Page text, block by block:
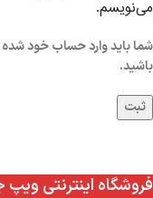
می‌نویسم.
شما باید وارد حساب خود شده
باشید.
فروشگاه اینترنتی